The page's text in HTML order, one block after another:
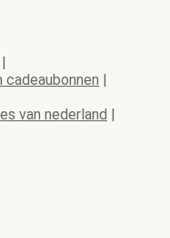
|
|
van nederland |